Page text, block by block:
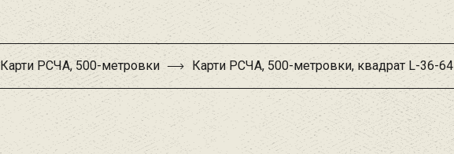
Карти РСЧА, 500-метровки Карти РСЧА, 500-метровки, квадрат L-36-64